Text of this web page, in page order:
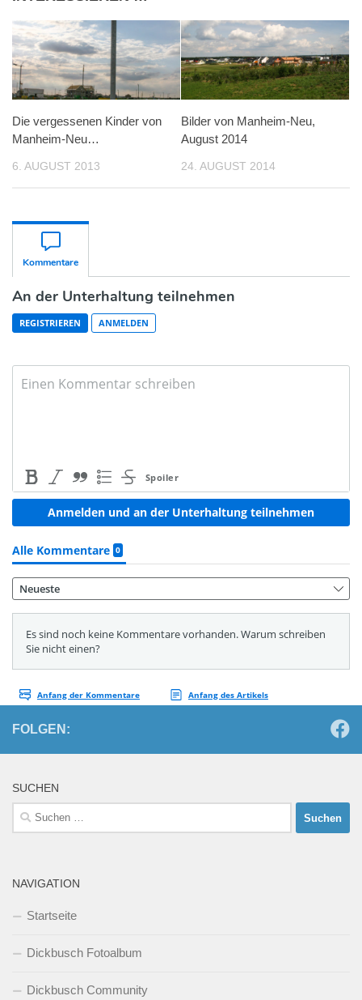
Die vergessenen Kinder von
Manheim-Neu…
6. AUGUST 2013
Bilder von Manheim-Neu,
August 2014
24. AUGUST 2014
FOLGEN:
SUCHEN
Suchen
nach:
NAVIGATION
Startseite
Dickbusch Fotoalbum
Dickbusch Community